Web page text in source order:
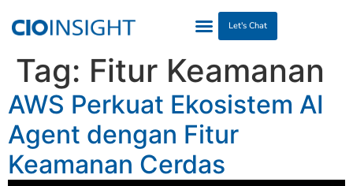
Let's Chat
Tag: Fitur Keamanan
​AWS Perkuat Ekosistem AI
Agent dengan Fitur
Keamanan Cerdas